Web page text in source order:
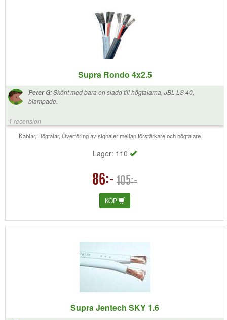
Supra Rondo 4x2.5
Peter G:Skönt med bara en sladd till högtalarna, JBL LS 40,
biampade.
1 recension
Kablar, Högtalar, Överföring av signaler mellan förstärkare och högtalare
Lager: 110
86:- 105:-
KÖP
Supra Jentech SKY 1.6